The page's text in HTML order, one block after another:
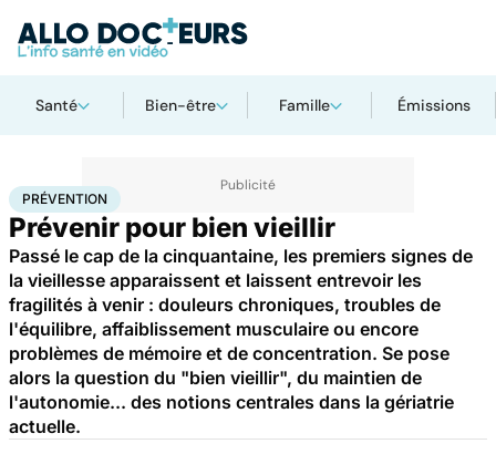
Santé Bien-être Famille Émissions
AccueilSantéMaladies Prévention
PRÉVENTION
Prévenir pour bien vieillir
Passé le cap de la cinquantaine, les premiers signes de
la vieillesse apparaissent et laissent entrevoir les
fragilités à venir : douleurs chroniques, troubles de
l'équilibre, affaiblissement musculaire ou encore
problèmes de mémoire et de concentration. Se pose
alors la question du "bien vieillir", du maintien de
l'autonomie... des notions centrales dans la gériatrie
actuelle.